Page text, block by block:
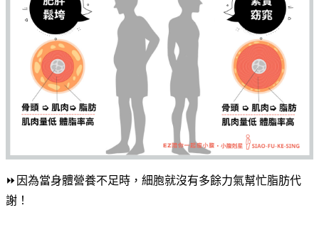
⏩因為當身體營養不足時，細胞就沒有多餘力氣幫忙脂肪代
謝！